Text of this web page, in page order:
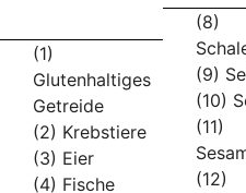
(1)
Glutenhaltiges
Getreide
(2) Krebstiere
(3) Eier
(4) Fische
(8)
(9)
(10)
(11)
(12)